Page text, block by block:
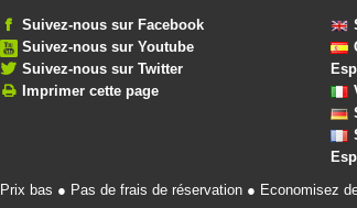
Suivez-nous sur Facebook
Suivez-nous sur Youtube
Suivez-nous sur Twitter
Imprimer cette page
Prix bas ● Pas de frais de réservation ● Economisez